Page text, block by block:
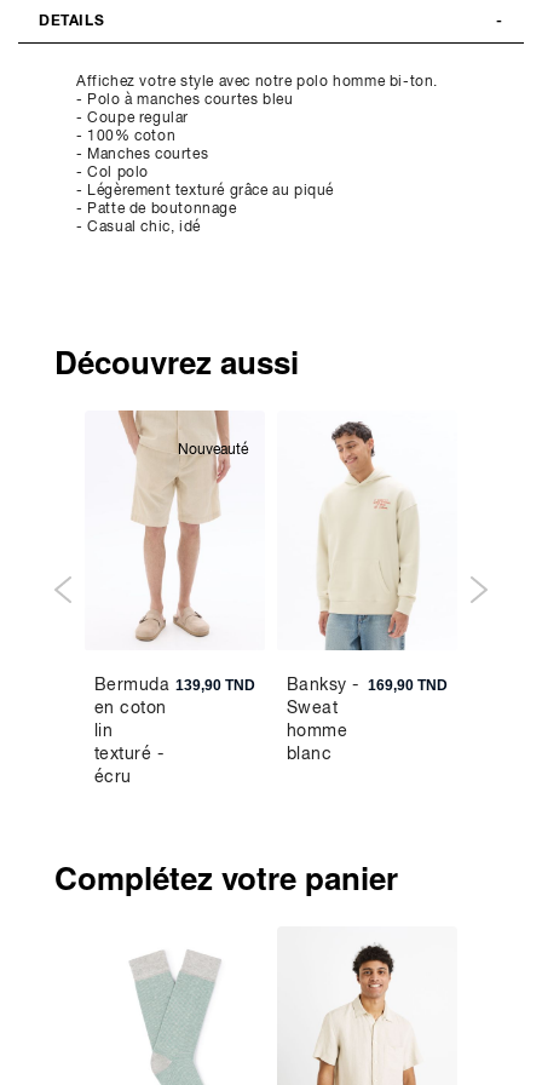
DETAILS
Affichez votre style avec notre polo homme bi-ton.
- Polo à manches courtes bleu
- Coupe regular
- 100% coton
- Manches courtes
- Col polo
- Légèrement texturé grâce au piqué
- Patte de boutonnage
- Casual chic, idé
Découvrez aussi
Nouveauté
Bermuda
en coton
lin
texturé -
écru
139,90 TND
Banksy -
Sweat
homme
blanc
169,90 TND
Complétez votre panier